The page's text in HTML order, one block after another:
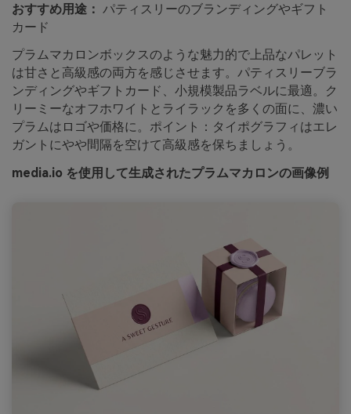
おすすめ用途： パティスリーのブランディングやギフト
カード
プラムマカロンボックスのような魅力的で上品なパレット
は甘さと高級感の両方を感じさせます。パティスリーブラ
ンディングやギフトカード、小規模製品ラベルに最適。ク
リーミーなオフホワイトとライラックを多くの面に、濃い
プラムはロゴや価格に。ポイント：タイポグラフィはエレ
ガントにやや間隔を空けて高級感を保ちましょう。
media.io を使用して生成されたプラムマカロンの画像例